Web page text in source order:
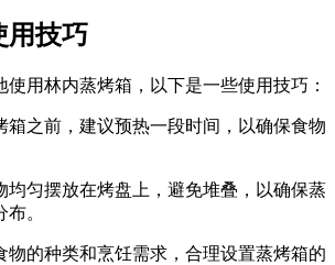
用技巧
使用林内蒸烤箱，以下是一些使用技巧：
箱之前，建议预热一段时间，以确保食物
均匀摆放在烤盘上，避免堆叠，以确保蒸
。
物的种类和烹饪需求，合理设置蒸烤箱的